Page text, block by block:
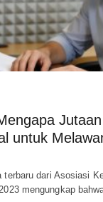
untuk
dari Asosiasi
mengungkap